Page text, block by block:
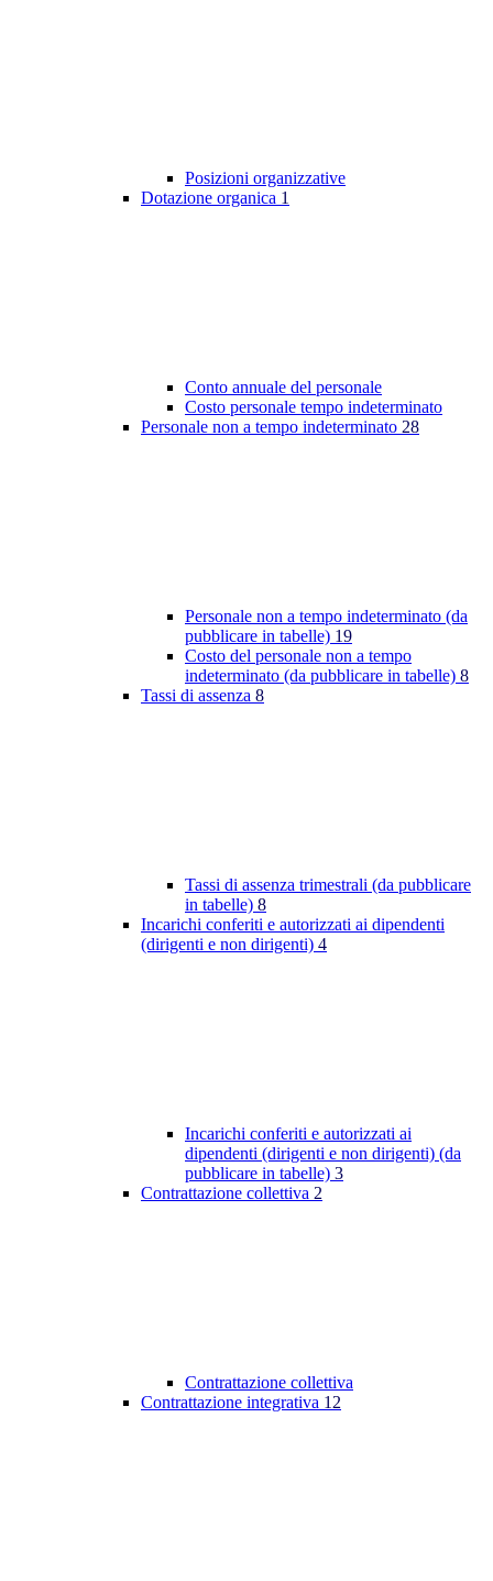
Posizioni organizzative
Dotazione organica 1
Conto annuale del personale
Costo personale tempo indeterminato
Personale non a tempo indeterminato 28
Personale non a tempo indeterminato (da
pubblicare in tabelle) 19
Costo del personale non a tempo
indeterminato (da pubblicare in tabelle) 8
Tassi di assenza 8
Tassi di assenza trimestrali (da pubblicare
in tabelle) 8
Incarichi conferiti e autorizzati ai dipendenti
(dirigenti e non dirigenti) 4
Incarichi conferiti e autorizzati ai
dipendenti (dirigenti e non dirigenti) (da
pubblicare in tabelle) 3
Contrattazione collettiva 2
Contrattazione collettiva
Contrattazione integrativa 12